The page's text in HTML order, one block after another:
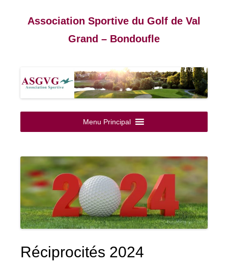
Association Sportive du Golf de Val
Grand – Bondoufle
au
contenu
Menu Principal
Réciprocités 2024